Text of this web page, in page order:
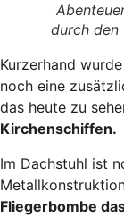
durch den
Kurzerhand
noch eine
das heute zu
Kirchenschiffen.
Im Dachstuhl ist
Fliegerbombe